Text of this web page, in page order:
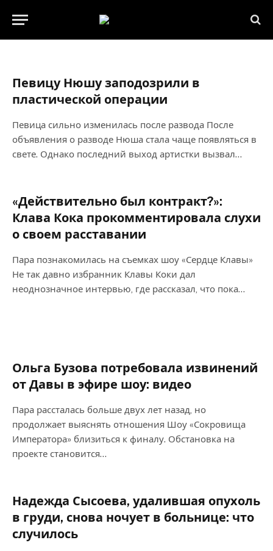
Певицу Нюшу заподозрили в
пластической операции
Певица сильно изменилась после развода После
объявления о разводе Нюша стала чаще появляться в
свете. Однако последний выход артистки вызвал…
«Действительно был контракт?»:
Клава Кока прокомментировала слухи
о своем расставании
Пара познакомилась на съемках шоу «Сердце Клавы»
Не так давно избранник Клавы Коки дал
неоднозначное интервью, где рассказал, что пока…
Ольга Бузова потребовала извинений
от Давы в эфире шоу: видео
Пара рассталась больше двух лет назад, но
продолжает выяснять отношения Шоу «Сокровища
Императора» близиться к финалу. Обстановка на
проекте становится…
Надежда Сысоева, удалившая опухоль
в груди, снова ночует в больнице: что
случилось